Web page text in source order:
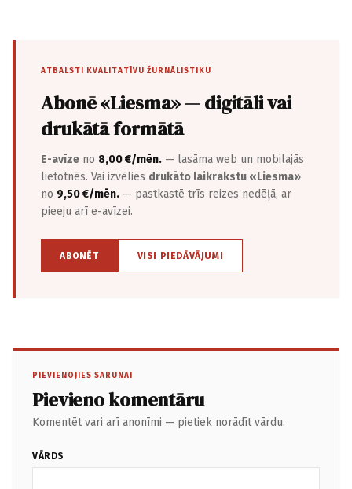
ATBALSTI KVALITATĪVU ŽURNĀLISTIKU
Abonē «Liesma» — digitāli vai
drukātā formātā
E-avīze no 8,00 €/mēn. — lasāma web un mobilajās
lietotnēs. Vai izvēlies drukāto laikrakstu «Liesma»
no 9,50 €/mēn. — pastkastē trīs reizes nedēļā, ar
pieeju arī e-avīzei.
ABONĒT VISI PIEDĀVĀJUMI
PIEVIENOJIES SARUNAI
Pievieno komentāru
Komentēt vari arī anonīmi — pietiek norādīt vārdu.
VĀRDS